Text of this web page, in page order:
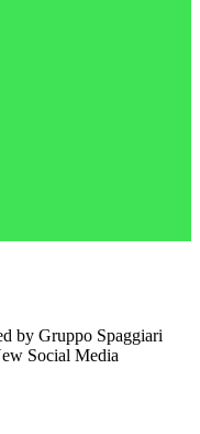
by Gruppo Spaggiari
Social Media